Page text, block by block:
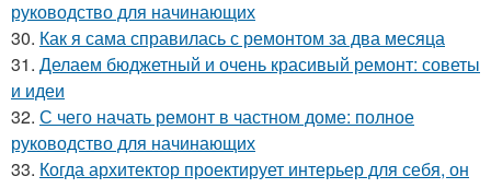
руководство для начинающих
30. Как я сама справилась с ремонтом за два месяца
31. Делаем бюджетный и очень красивый ремонт: советы
и идеи
32. С чего начать ремонт в частном доме: полное
руководство для начинающих
33. Когда архитектор проектирует интерьер для себя, он